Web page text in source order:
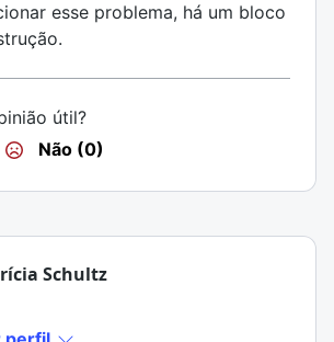
esse problema, há um bloco
útil?
Não (0)
Schultz